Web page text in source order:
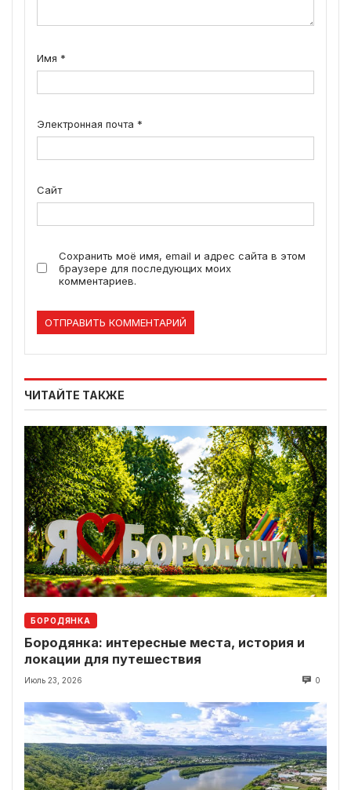
Имя *
Электронная почта *
Сайт
Сохранить моё имя, email и адрес сайта в этом
браузере для последующих моих
комментариев.
ЧИТАЙТЕ ТАКЖЕ
БОРОДЯНКА
Бородянка: интересные места, история и
локации для путешествия
Июль 23, 2026 0